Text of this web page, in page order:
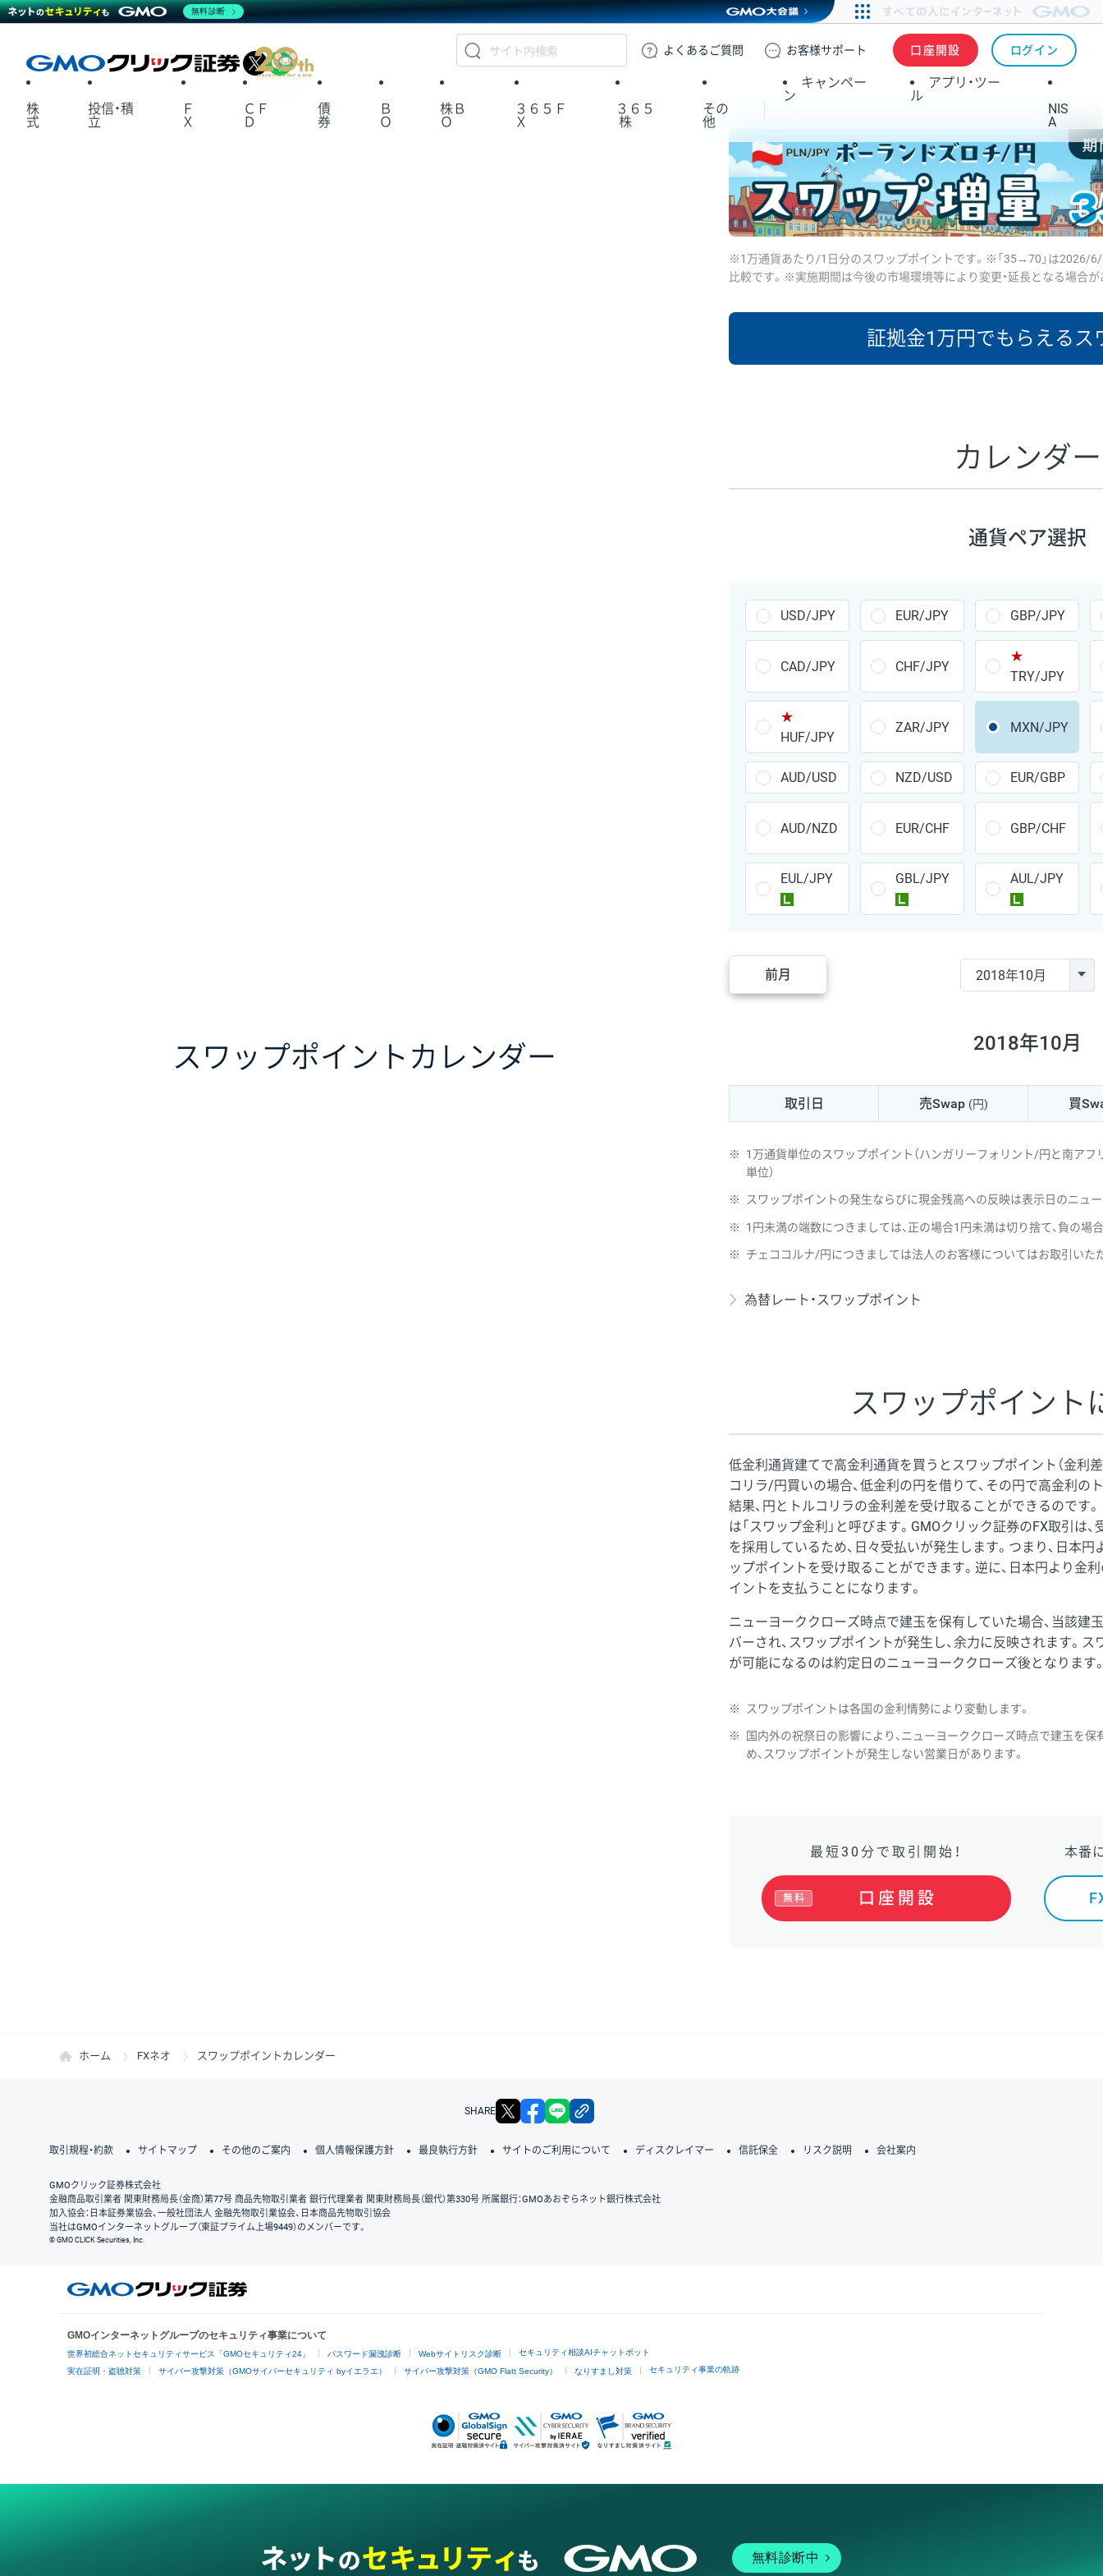
GMOクリック証券
よくある ご質問 お客様サポート 口座開設 ログイン
X
株
式
投信・積
立
Ｆ
Ｘ
ＣＦ
Ｄ
債
券
Ｂ
Ｏ
株Ｂ
Ｏ
３６５Ｆ
Ｘ
３６５
株
その
他
キャンペー
ン
アプリ・ツー
ル
NIS
A
スワップポイント カレンダー
※1万通貨あたり/1日分のスワップポイントです。※「35→70」は2026/6/
比較です。※実施期間は今後の市場環境等により変更・延長となる場合が
証拠金1万円でもらえるス
あたりの
ポイント
GBP/JPY 170円
AUD/JPY 106円
NZD/JPY 28円
CAD/JPY 38円
CHF/JPY 34円
PLN/JPY 35円
HUF/JPY 16円
ZAR/JPY 130円
MXN/JPY 140円
AUD/USD
EUR/AUD 103円
160円
※ハンガリーフォリント/円と南アフリカランド/円とメキシコペソ/
カレンダー
通貨ペア選択
USD/JPY EUR/JPY GBP/JPY
CAD/JPY CHF/JPY
★
TRY/JPY
★
HUF/JPY
ZAR/JPY MXN/JPY
AUD/USD NZD/USD EUR/GBP
AUD/NZD EUR/CHF GBP/CHF
EUL/JPY
GBL/JPY
AUL/JPY
前月
2018年10月
取引日 売Swap (円) 買
※
1万通貨単位のスワップポイント（ハンガリーフォリント/円と南ア
単位）
※ スワップポイントの発生ならびに現金残高への反映は表示日のニュ
※ 1円未満の端数につきましては、正の場合1円未満は切り捨て、負の場
※ チェココルナ/円につきましては法人のお客様についてはお取引いた
為替レート・スワップポイント
スワップポイント
低金利通貨建てで高金利通貨を買うとスワップポイント（金利
コリラ/円買いの場合、低金利の円を借りて、その円で高金利の
結果、円とトルコリラの金利差を受け取ることができるのです
は「スワップ金利」と呼びます。GMOクリック証券のFX取引は
を採用しているため、日々受払いが発生します。つまり、日本
ップポイントを受け取ることができます。逆に、日本円より金
イントを支払うことになります。
ニューヨーククローズ時点で建玉を保有していた場合、当該建
バーされ、スワップポイントが発生し、余力に反映されます。
が可能になるのは約定日のニューヨーククローズ後となります
※ スワップポイントは各国の金利情勢により変動します。
※
国内外の祝祭日の影響により、ニューヨーククローズ時点で建玉を
め、スワップポイントが発生しない営業日があります。
最短30分で取引開始！
口座開設
無料
本番
ホーム FXネオ スワップポイントカレンダー
SHARE X facebook
取引規程・約款 サイトマップ その他のご案内 個人情報保護方針 最良執行方針 サイトのご利用について ディスクレイマー 信託保全 リスク説明 会社案内
GMOクリック証券株式会社
金融商品取引業者 関東財務局長（金商）第77号 商品先物取引業者 銀行代理業者 関東財務局長（銀代）第330号 所属銀行：GMOあおぞらネット銀行株式会社
加入協会：日本証券業協会、一般社団法人 金融先物取引業協会、日本商品先物取引協会
当社はGMOインターネットグループ（東証プライム上場9449）のメンバーです。
© GMO CLICK Securities, Inc.
GMOインターネットグループのセキュリティ事業について
世界初総合ネットセキュリティサービス「GMOセキュリティ24」 パスワード漏洩診断 Webサイトリスク診断 セキュリティ相談AIチャットボット
実在証明・盗聴対策 サイバー攻撃対策（GMOサイバーセキュリティ byイエラエ） サイバー攻撃対策（GMO Flatt Security） なりすまし対策 セキュリティ事業の軌跡
無料診断中
無料診断